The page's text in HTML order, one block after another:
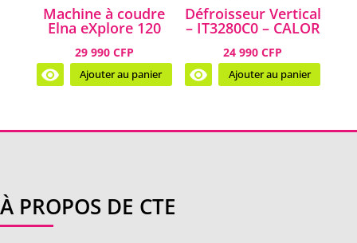
Machine à coudre
Elna eXplore 120
29 990 CFP
Ajouter au panier
Défroisseur Vertical
– IT3280C0 – CALOR
24 990 CFP
Ajouter au panier
À PROPOS DE CTE